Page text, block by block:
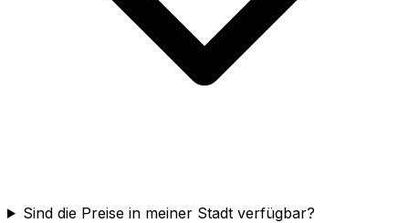
Sind die Preise in meiner Stadt verfügbar?